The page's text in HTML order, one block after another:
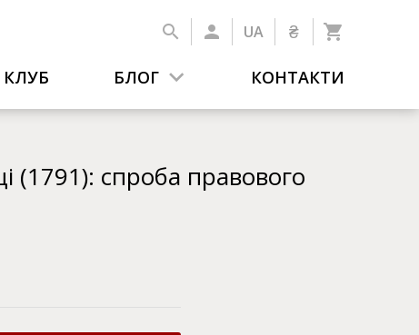
UA ₴
КЛУБ БЛОГ КОНТАКТИ
(1791): спроба правового